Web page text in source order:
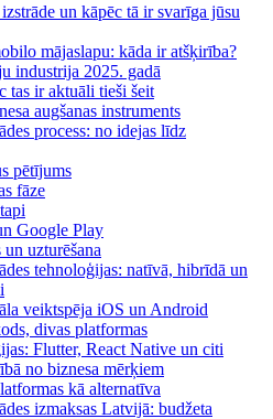
un kāpēc tā ir svarīga jūsu
mājaslapu: kāda ir atšķirība?
industrija 2025. gadā
tas ir aktuāli tieši šeit
augšanas instruments
process: no idejas līdz
pētījums
fāze
Google Play
un uzturēšana
tehnoloģijas: natīvā, hibrīdā un
veiktspēja iOS un Android
divas platformas
Flutter, React Native un citi
no biznesa mērķiem
kā alternatīva
izmaksas Latvijā: budžeta